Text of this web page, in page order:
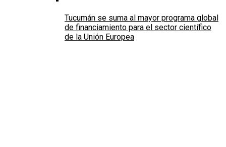
Tucumán se suma al mayor programa global
de financiamiento para el sector científico
de la Unión Europea